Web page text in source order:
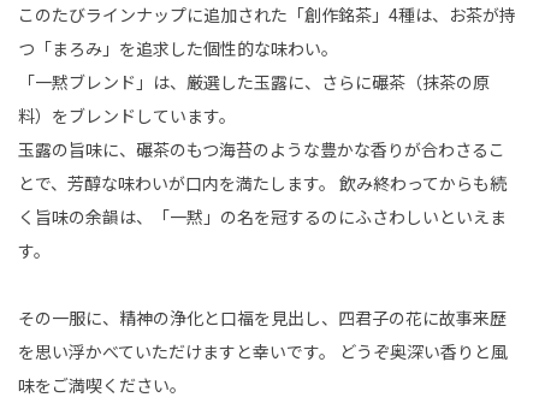
このたびラインナップに追加された「創作銘茶」4種は、お茶が持
つ「まろみ」を追求した個性的な味わい。
「一黙ブレンド」は、厳選した玉露に、さらに碾茶（抹茶の原
料）をブレンドしています。
玉露の旨味に、碾茶のもつ海苔のような豊かな香りが合わさるこ
とで、芳醇な味わいが口内を満たします。 飲み終わってからも続
く旨味の余韻は、「一黙」の名を冠するのにふさわしいといえま
す。
その一服に、精神の浄化と口福を見出し、四君子の花に故事来歴
を思い浮かべていただけますと幸いです。 どうぞ奥深い香りと風
味をご満喫ください。